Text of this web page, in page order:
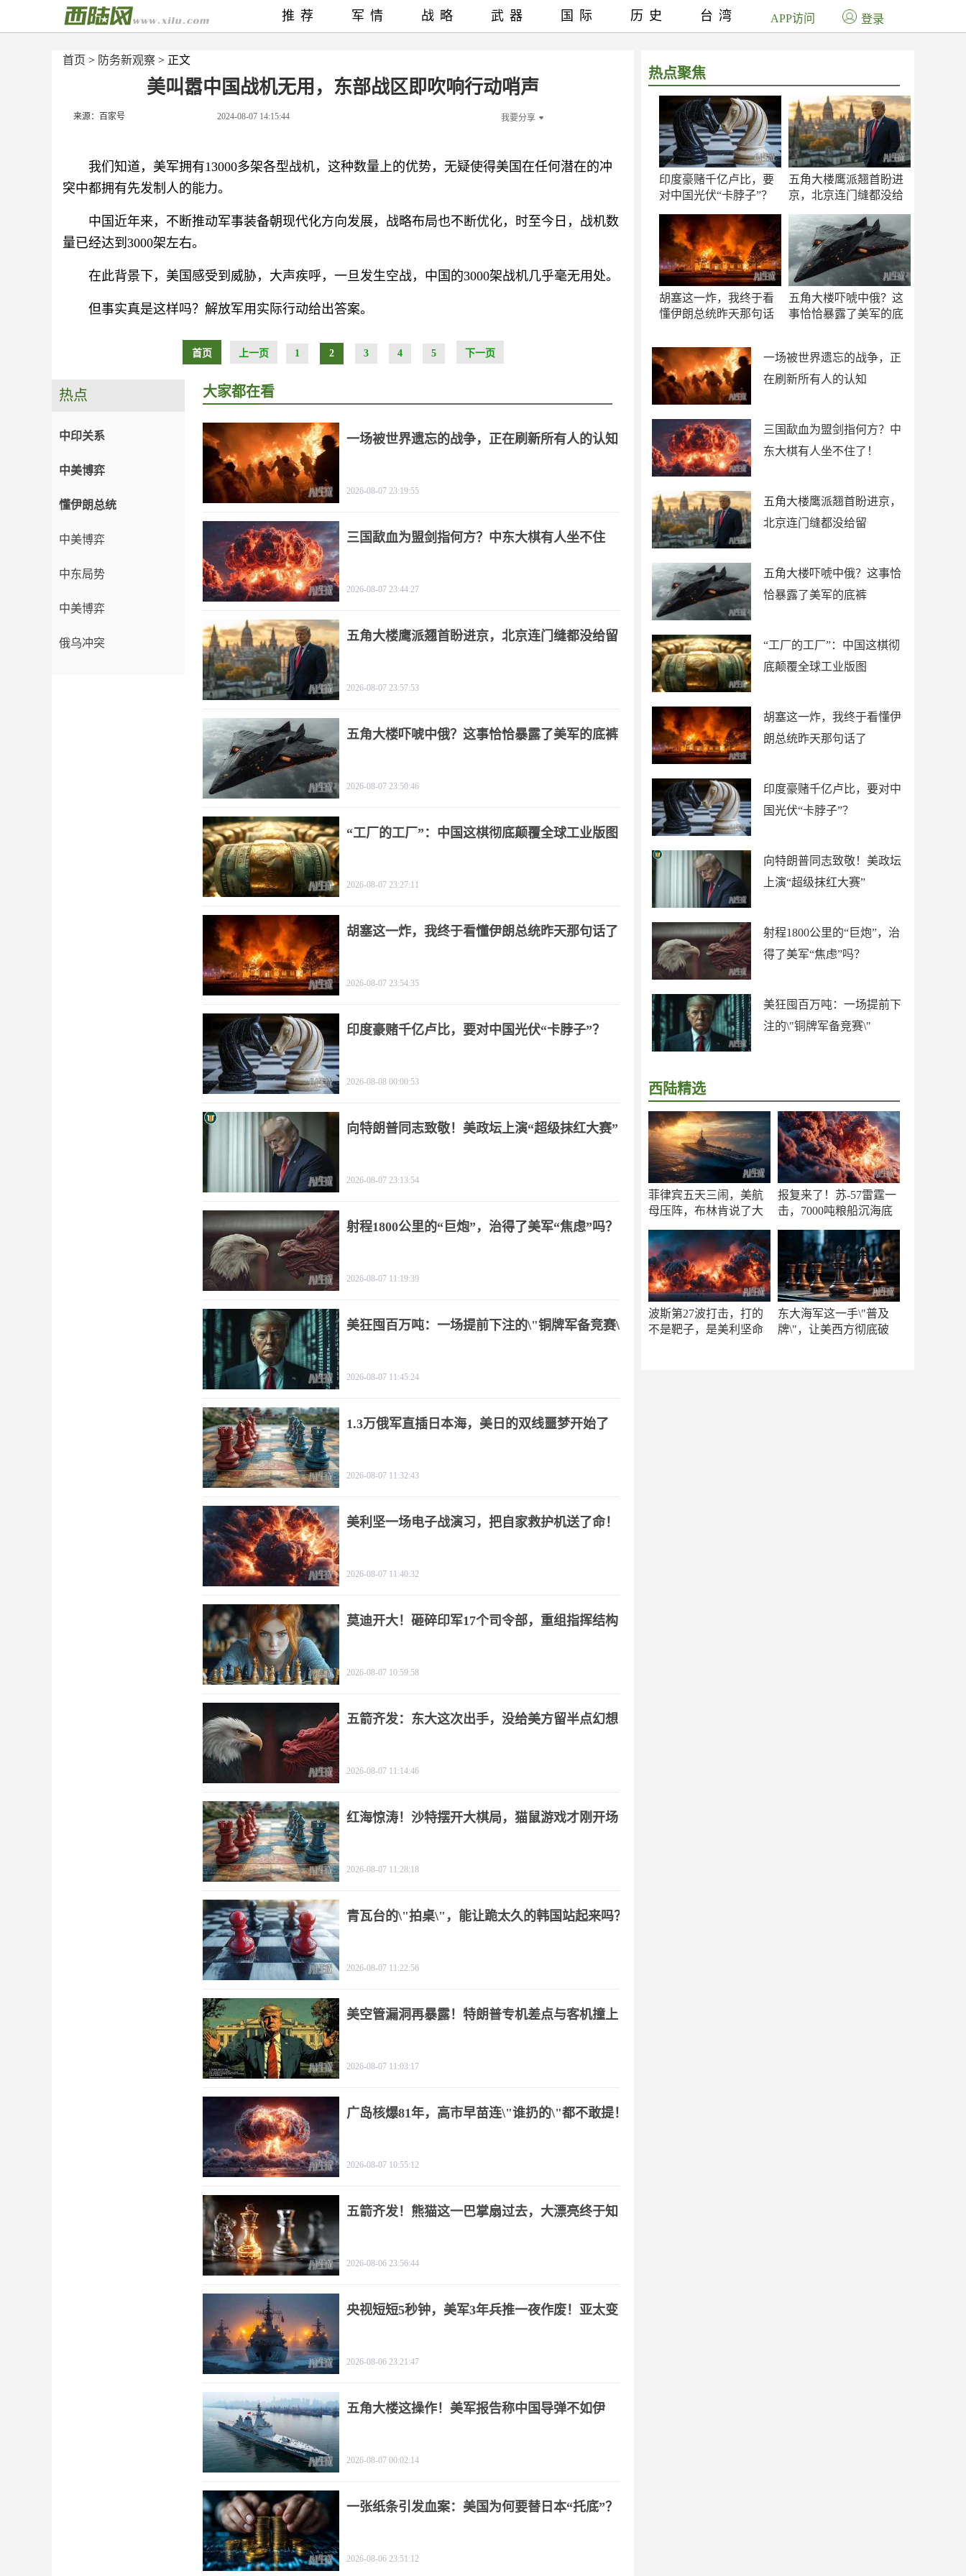
首页 > 防务新观察 > 正文
美叫嚣中国战机无用，东部战区即吹响行动哨声
来源：百家号 2024-08-07 14:15:44 我要分享
我们知道，美军拥有13000多架各型战机，这种数量上的优势，无疑使得美国在任何潜在的冲
突中都拥有先发制人的能力。
中国近年来，不断推动军事装备朝现代化方向发展，战略布局也不断优化，时至今日，战机数
量已经达到3000架左右。
在此背景下，美国感受到威胁，大声疾呼，一旦发生空战，中国的3000架战机几乎毫无用处。
但事实真是这样吗？解放军用实际行动给出答案。
首页 上一页 1 2 3 4 5 下一页
热点聚焦
印度豪赌千亿卢比，要
对中国光伏“卡脖子”？
五角大楼鹰派翘首盼进
京，北京连门缝都没给
胡塞这一炸，我终于看
懂伊朗总统昨天那句话
五角大楼吓唬中俄？这
事恰恰暴露了美军的底
一场被世界遗忘的战争，正
在刷新所有人的认知
三国歃血为盟剑指何方？中
东大棋有人坐不住了！
五角大楼鹰派翘首盼进京，
北京连门缝都没给留
五角大楼吓唬中俄？这事恰
恰暴露了美军的底裤
“工厂的工厂”：中国这棋彻
底颠覆全球工业版图
胡塞这一炸，我终于看懂伊
朗总统昨天那句话了
印度豪赌千亿卢比，要对中
国光伏“卡脖子”？
向特朗普同志致敬！美政坛
上演“超级抹红大赛”
射程1800公里的“巨炮”，治
得了美军“焦虑”吗？
美狂囤百万吨：一场提前下
注的\"铜牌军备竞赛\"
西陆精选
菲律宾五天三闹，美航
母压阵，布林肯说了大
报复来了！苏-57雷霆一
击，7000吨粮船沉海底
波斯第27波打击，打的
不是靶子，是美利坚命
东大海军这一手\"普及
牌\"，让美西方彻底破
推荐 军情 战略 武器 国际 历史 台湾 APP访问 登录
热点
中印关系
中美博弈
懂伊朗总统
中美博弈
中东局势
中美博弈
俄乌冲突
大家都在看
一场被世界遗忘的战争，正在刷新所有人的认知
2026-08-07 23:19:55
三国歃血为盟剑指何方？中东大棋有人坐不住
2026-08-07 23:44:27
五角大楼鹰派翘首盼进京，北京连门缝都没给留
2026-08-07 23:57:53
五角大楼吓唬中俄？这事恰恰暴露了美军的底裤
2026-08-07 23:50:46
“工厂的工厂”：中国这棋彻底颠覆全球工业版图
2026-08-07 23:27:11
胡塞这一炸，我终于看懂伊朗总统昨天那句话了
2026-08-07 23:54:35
印度豪赌千亿卢比，要对中国光伏“卡脖子”？
2026-08-08 00:00:53
向特朗普同志致敬！美政坛上演“超级抹红大赛”
2026-08-07 23:13:54
射程1800公里的“巨炮”，治得了美军“焦虑”吗？
2026-08-07 11:19:39
美狂囤百万吨：一场提前下注的\"铜牌军备竞赛\"
2026-08-07 11:45:24
1.3万俄军直插日本海，美日的双线噩梦开始了
2026-08-07 11:32:43
美利坚一场电子战演习，把自家救护机送了命！
2026-08-07 11:40:32
莫迪开大！砸碎印军17个司令部，重组指挥结构
2026-08-07 10:59:58
五箭齐发：东大这次出手，没给美方留半点幻想
2026-08-07 11:14:46
红海惊涛！沙特摆开大棋局，猫鼠游戏才刚开场
2026-08-07 11:28:18
青瓦台的\"拍桌\"，能让跪太久的韩国站起来吗？
2026-08-07 11:22:56
美空管漏洞再暴露！特朗普专机差点与客机撞上
2026-08-07 11:03:17
广岛核爆81年，高市早苗连\"谁扔的\"都不敢提！
2026-08-07 10:55:12
五箭齐发！熊猫这一巴掌扇过去，大漂亮终于知
2026-08-06 23:56:44
央视短短5秒钟，美军3年兵推一夜作废！亚太变
2026-08-06 23:21:47
五角大楼这操作！美军报告称中国导弹不如伊
2026-08-07 00:02:14
一张纸条引发血案：美国为何要替日本“托底”？
2026-08-06 23:51:12